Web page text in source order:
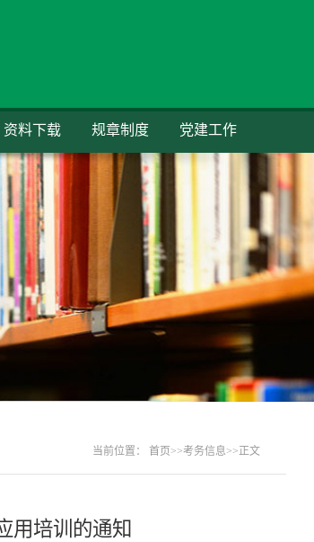
资料下载 规章制度 党建工作
当前位置： 首页 >>考务信息>>正文
用培训的通知